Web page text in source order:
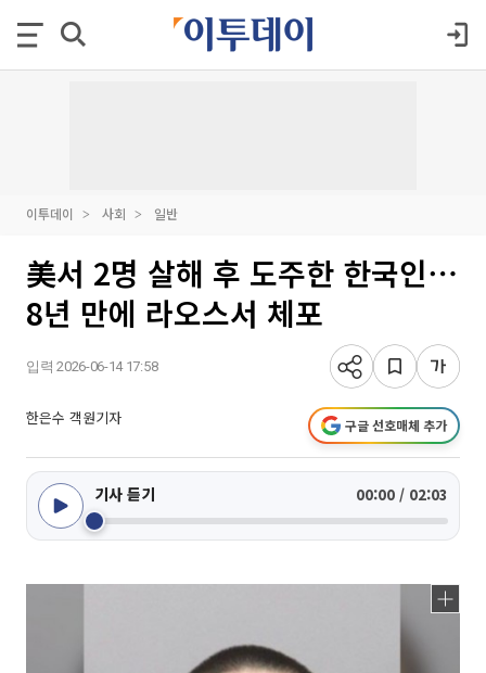
이투데이 사회 일반
美서 2명 살해 후 도주한 한국인⋯
8년 만에 라오스서 체포
입력 2026-06-14 17:58
한은수 객원기자 구글 선호매체 추가
기사 듣기 00:00 / 02:03